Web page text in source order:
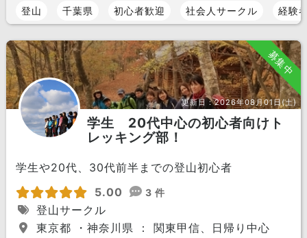
登山 千葉県 初心者歓迎 社会人サークル 経験
募集中
更新日：2026年08月01日(土)
学生 20代中心の初心者向けト
レッキング部！
学生や20代、30代前半までの登山初心者
5.00
3 件
登山サークル
東京都 ・神奈川県 ： 関東甲信、日帰り中心